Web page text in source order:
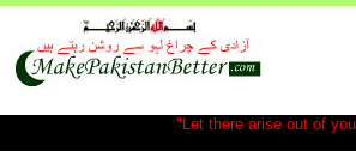
"Let there arise out of